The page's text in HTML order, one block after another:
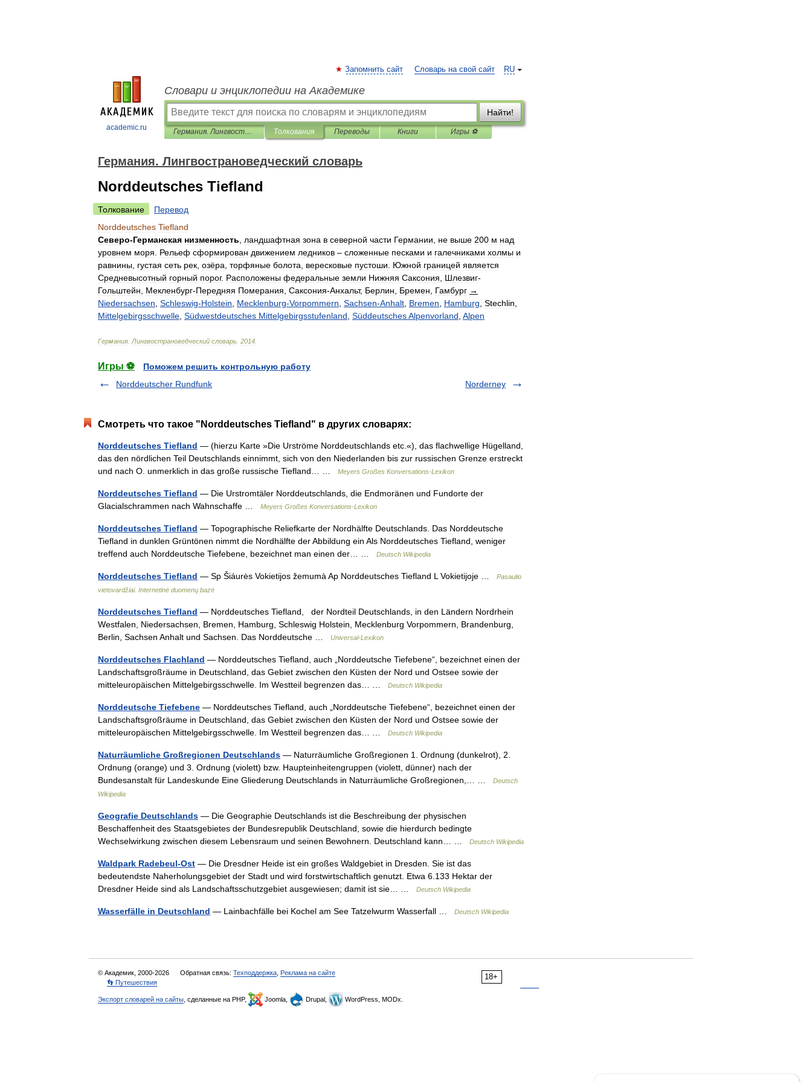
academic.ru
RU
Запомнить сайт Словарь на свой сайт
Словари и энциклопедии на Академике
Найти!
Германия. Лингвострановедческий словарь Толкования Переводы Книги Игры ⚽
Германия. Лингвострановедческий словарь
Norddeutsches Tiefland
Толкование
Перевод
Norddeutsches Tiefland
Северо-Германская низменность ландшафтная зона в северной части Германии не выше 200 м над
уровнем моря Рельеф сформирован движением ледников – сложенные песками и галечниками холмы и
равнины густая сеть рек озёра торфяные болота вересковые пустоши Южной границей является
Средневысотный горный порог. Расположены федеральные земли Нижняя Саксония Шлезвиг-
Гольштейн
Мекленбург-Передняя Померания Саксония-Анхальт, Берлин Бремен Гамбург →
Niedersachsen Schleswig-Holstein Mecklenburg-Vorpommern Sachsen-Anhalt Bremen Hamburg Stechlin
Mittelgebirgsschwelle Südwestdeutsches Mittelgebirgsstufenland SüddeutschesAlpenvorland Alpen
Германия Лингвострановедческий словарь 2014
Игры ⚽
Поможем решить контрольную работу
Norddeutscher Rundfunk
Norderney
Смотреть что такое "Norddeutsches Tiefland" в других словарях:
Norddeutsches Tiefland — (hierzu Karte »Die Urströme Norddeutschlands etc.«), das flachwellige Hügelland,
das den nördlichen Teil Deutschlands einnimmt, sich von den Niederlanden bis zur russischen Grenze erstreckt
und nach O. unmerklich in das große russische Tiefland… …
Meyers Großes Konversations-Lexikon
Norddeutsches Tiefland — Die Urstromtäler Norddeutschlands, die Endmoränen und Fundorte der
Glacialschrammen nach Wahnschaffe …
Meyers Großes Konversations-Lexikon
Norddeutsches Tiefland — Topographische Reliefkarte der Nordhälfte Deutschlands. Das Norddeutsche
Tiefland in dunklen Grüntönen nimmt die Nordhälfte der Abbildung ein Als Norddeutsches Tiefland, weniger
treffend auch Norddeutsche Tiefebene, bezeichnet man einen der… …
Deutsch Wikipedia
Norddeutsches Tiefland — Sp Šiáurės Vokietijos žemumà Ap Norddeutsches Tiefland L Vokietijoje …
Pasaulio
vietovardžiai. Internetinė duomenų bazė
Norddeutsches Tiefland — Nọrddeutsches Tiefland, der Nordteil Deutschlands, in den Ländern Nordrhein
Westfalen, Niedersachsen, Bremen, Hamburg, Schleswig Holstein, Mecklenburg Vorpommern, Brandenburg,
Berlin, Sachsen Anhalt und Sachsen. Das Norddeutsche …
Universal-Lexikon
Norddeutsches Flachland — Norddeutsches Tiefland, auch „Norddeutsche Tiefebene“, bezeichnet einen der
Landschaftsgroßräume in Deutschland, das Gebiet zwischen den Küsten der Nord und Ostsee sowie der
mitteleuropäischen Mittelgebirgsschwelle. Im Westteil begrenzen das… …
Deutsch Wikipedia
Norddeutsche Tiefebene — Norddeutsches Tiefland, auch „Norddeutsche Tiefebene“, bezeichnet einen der
Landschaftsgroßräume in Deutschland, das Gebiet zwischen den Küsten der Nord und Ostsee sowie der
mitteleuropäischen Mittelgebirgsschwelle. Im Westteil begrenzen das… …
Deutsch Wikipedia
Naturräumliche Großregionen Deutschlands — Naturräumliche Großregionen 1. Ordnung (dunkelrot), 2.
Ordnung (orange) und 3. Ordnung (violett) bzw. Haupteinheitengruppen (violett, dünner) nach der
Bundesanstalt für Landeskunde Eine Gliederung Deutschlands in Naturräumliche Großregionen,… …
Deutsch
Wikipedia
Geografie Deutschlands — Die Geographie Deutschlands ist die Beschreibung der physischen
Beschaffenheit des Staatsgebietes der Bundesrepublik Deutschland, sowie die hierdurch bedingte
Wechselwirkung zwischen diesem Lebensraum und seinen Bewohnern. Deutschland kann… …
Deutsch Wikipedia
Waldpark Radebeul-Ost — Die Dresdner Heide ist ein großes Waldgebiet in Dresden. Sie ist das
bedeutendste Naherholungsgebiet der Stadt und wird forstwirtschaftlich genutzt. Etwa 6.133 Hektar der
Dresdner Heide sind als Landschaftsschutzgebiet ausgewiesen; damit ist sie… …
Deutsch Wikipedia
Wasserfälle in Deutschland — Lainbachfälle bei Kochel am See Tatzelwurm Wasserfall … Deutsch Wikipedia
18+
© Академик, 2000-2026 Обратная связь: Техподдержка Реклама на сайте
👣 Путешествия
Экспорт словарей на сайты , сделанные на PHP, Joomla, Drupal, WordPress, MODx.